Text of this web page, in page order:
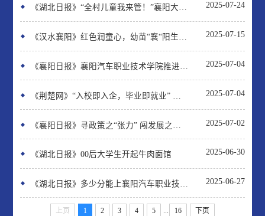
《湖北日报》“全村儿童我来管！”襄阳大学生喊话走红后本人回应 2025-07-24
《汉水襄阳》红色润童心，幼苗“襄“阳生 ——襄阳汽院开展2025年暑期“三下 2025-07-15
2025-07-04
2025-07-04
2025-07-02
《湖北日报》00后大学生开起牛肉面馆 2025-06-30
《湖北日报》多少分能上襄阳汽车职业技术学院？ 2025-06-27
上页 1 2 3 4 5 ... 16 下页